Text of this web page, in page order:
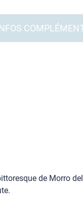
de Morro